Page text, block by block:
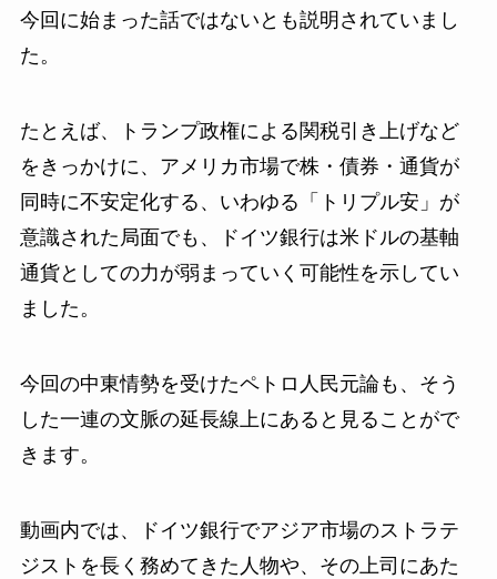
今回に始まった話ではないとも説明されていまし
た。
たとえば、トランプ政権による関税引き上げなど
をきっかけに、アメリカ市場で株・債券・通貨が
同時に不安定化する、いわゆる「トリプル安」が
意識された局面でも、ドイツ銀行は米ドルの基軸
通貨としての力が弱まっていく可能性を示してい
ました。
今回の中東情勢を受けたペトロ人民元論も、そう
した一連の文脈の延長線上にあると見ることがで
きます。
動画内では、ドイツ銀行でアジア市場のストラテ
ジストを長く務めてきた人物や、その上司にあた